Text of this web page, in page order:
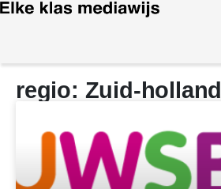
regio: Zuid-holland